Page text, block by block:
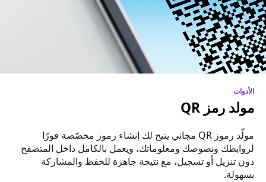
الأدوات
مولد رمز QR
مولّد رموز QR مجاني يتيح لك إنشاء رموز مخصّصة فورًا
لروابطك ونصوصك ومعلوماتك، ويعمل بالكامل داخل المتصفح
دون تنزيل أو تسجيل، مع نتيجة جاهزة للحفظ والمشاركة
بسهولة.